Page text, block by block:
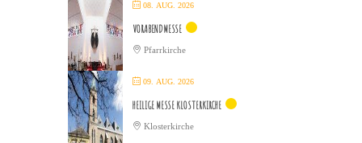
08. AUG. 2026
VORABENDMESSE
Pfarrkirche
09. AUG. 2026
HEILIGE MESSE KLOSTERKIRCHE
Klosterkirche